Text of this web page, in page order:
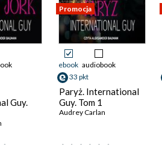
Guy.
Promocja
ebook audiobook
33 pkt
Paryż. International
Guy. Tom 1
Audrey Carlan